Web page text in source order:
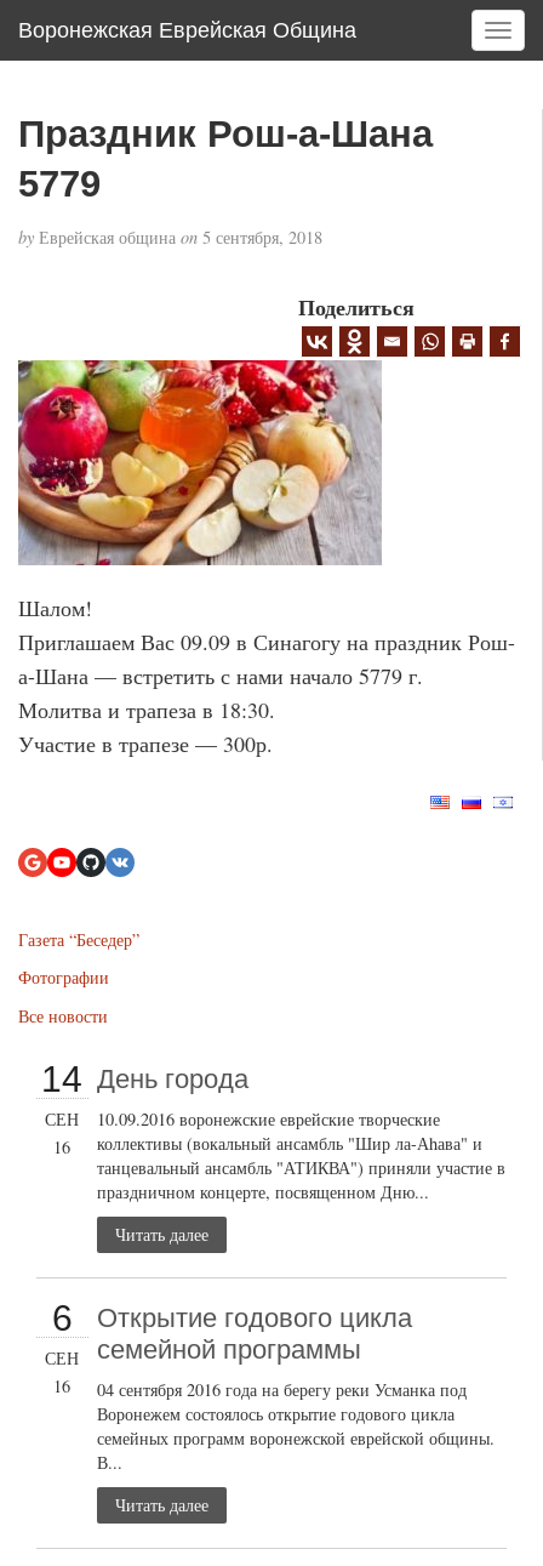
Воронежская Еврейская Община
T
o
a
t
Праздник Рош-а-Шана
5779
by Еврейская община on 5 сентября, 2018
Поделиться
Шалом!
Приглашаем Вас 09.09 в Синагогу на праздник Рош-
а-Шана — встретить с нами начало 5779 г.
Молитва и трапеза в 18:30.
Участие в трапезе — 300р.
Газета “Беседер”
Фотографии
Все новости
14
СЕН
16
День города
10.09.2016 воронежские еврейские творческие
коллективы (вокальный ансамбль "Шир ла-Аhава" и
танцевальный ансамбль "АТИКВА") приняли участие в
праздничном концерте, посвященном Дню...
Читать далее
6
СЕН
16
Открытие годового цикла
семейной программы
04 сентября 2016 года на берегу реки Усманка под
Воронежем состоялось открытие годового цикла
семейных программ воронежской еврейской общины.
В...
Читать далее